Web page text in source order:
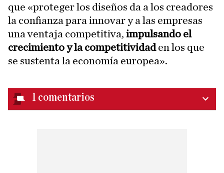
que «proteger los diseños da a los creadores
la confianza para innovar y a las empresas
una ventaja competitiva, impulsando el
crecimiento y la competitividaden los que
se sustenta la economía europea».
1 comentarios